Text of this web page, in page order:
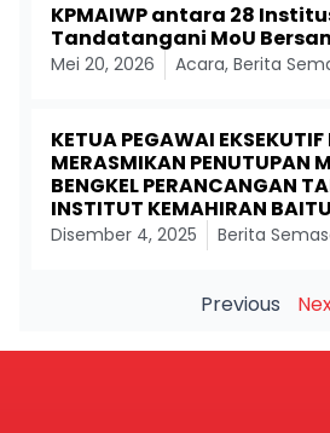
KPMAIWP antara 28
Tandatangani MoU
Mei 20, 2026 Acara, Berita
KETUA PEGAWAI
MERASMIKAN PENUTUPAN
BENGKEL PERANCANGAN
INSTITUT KEMAHIRAN
Disember 4, 2025 Berita
Previous